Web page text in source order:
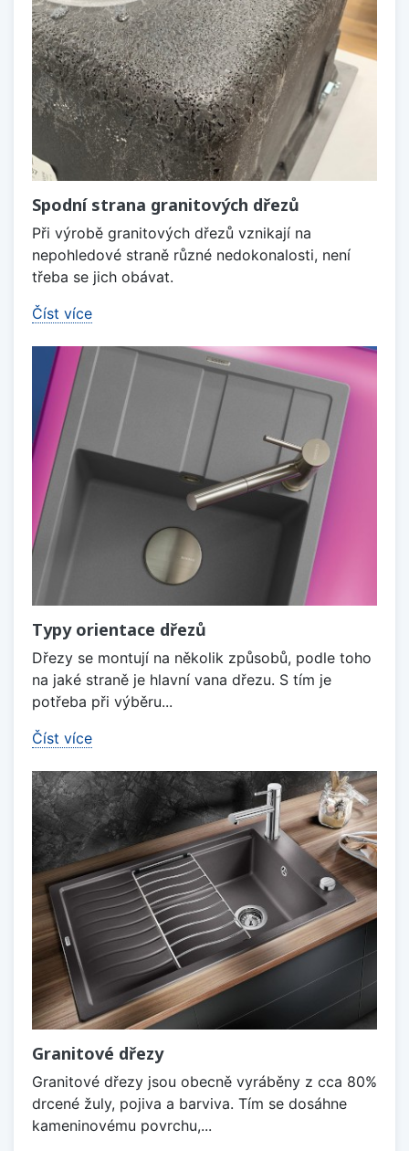
Spodní strana granitových dřezů
Při výrobě granitových dřezů vznikají na
nepohledové straně různé nedokonalosti, není
třeba se jich obávat.
Číst více
Typy orientace dřezů
Dřezy se montují na několik způsobů, podle toho
na jaké straně je hlavní vana dřezu. S tím je
potřeba při výběru...
Číst více
Granitové dřezy
Granitové dřezy jsou obecně vyráběny z cca 80%
drcené žuly, pojiva a barviva. Tím se dosáhne
kameninovému povrchu,...